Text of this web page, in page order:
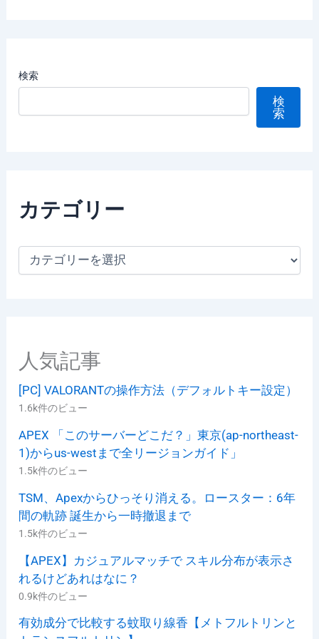
検索
検
索
カテゴリー
人気記事
[PC] VALORANTの操作方法（デフォルトキー設定）
1.6k件のビュー
APEX 「このサーバーどこだ？」東京(ap-northeast-
1)からus-westまで全リージョンガイド」
1.5k件のビュー
TSM、Apexからひっそり消える。ロースター：6年
間の軌跡 誕生から一時撤退まで
1.5k件のビュー
【APEX】カジュアルマッチで スキル分布が表示さ
れるけどあれはなに？
0.9k件のビュー
有効成分で比較する蚊取り線香【メトフルトリンと